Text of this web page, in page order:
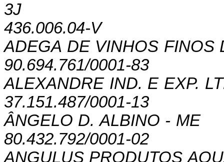
3J
436.006.04-V
ADEGA DE VINHOS FINOS
90.694.761/0001-83
ALEXANDRE IND. E EXP.
37.151.487/0001-13
ÂNGELO D. ALBINO - ME
80.432.792/0001-02
ANGULUS PRODUTOS